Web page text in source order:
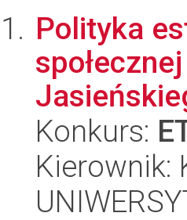
Polityka
Konkurs:
Kierownik: